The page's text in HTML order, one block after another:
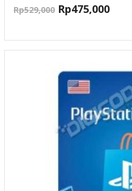
Rp529,000 Rp475,000